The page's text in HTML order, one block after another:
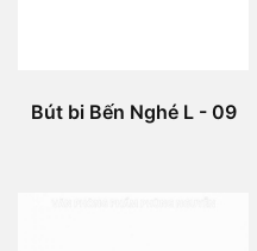
Bút bi Bến Nghé L - 09